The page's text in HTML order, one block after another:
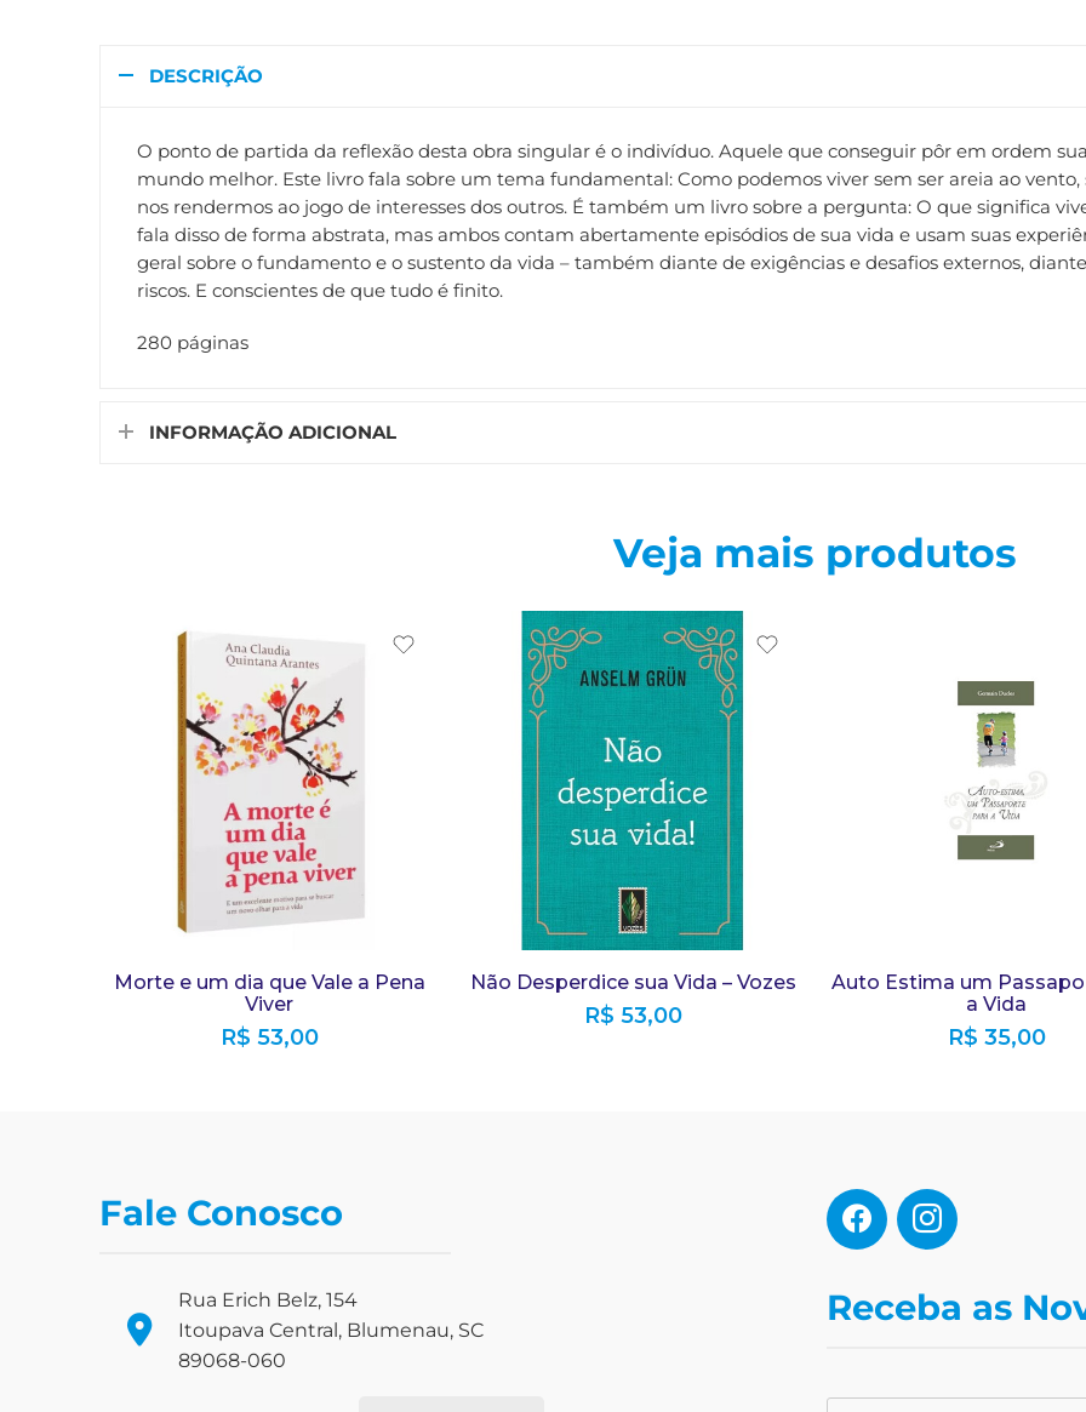
DESCRIÇÃO
O ponto de partida da reflexão desta obra singular é o indivíduo. Aquele que conseguir pôr em ordem
mundo melhor. Este livro fala sobre um tema fundamental: Como podemos viver sem ser areia ao
nos rendermos ao jogo de interesses dos outros. É também um livro sobre a pergunta: O que significa
fala disso de forma abstrata, mas ambos contam abertamente episódios de sua vida e usam suas
geral sobre o fundamento e o sustento da vida – também diante de exigências e desafios externos,
riscos. E conscientes de que tudo é finito.
280 páginas
INFORMAÇÃO ADICIONAL
Veja mais produtos
Morte e um dia que Vale a Pena
Viver
R$ 53,00
Não Desperdice sua Vida – Vozes
R$ 53,00
Auto Estima um
a Vida
R$ 35,00
Fale Conosco
Rua Erich Belz, 154
Itoupava Central, Blumenau, SC
89068-060
Receba as